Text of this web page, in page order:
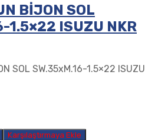
BİJON SOL
1.5×22 ISUZU NKR
SOL SW.35xM.16-1.5×22 ISUZU
Karşılaştırmaya Ekle